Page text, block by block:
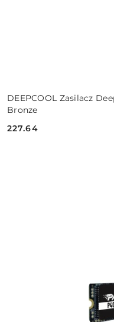
DEEPCOOL Zasilacz
Bronze
Cena:
227.64